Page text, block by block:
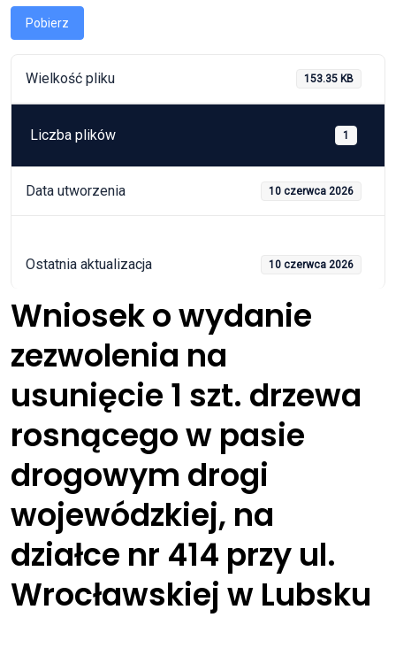
Pobierz
Wielkość pliku 153.35 KB
Liczba plików 1
Data utworzenia 10 czerwca 2026
Ostatnia aktualizacja 10 czerwca 2026
Wniosek o wydanie
zezwolenia na
usunięcie 1 szt. drzewa
rosnącego w pasie
drogowym drogi
wojewódzkiej, na
działce nr 414 przy ul.
Wrocławskiej w Lubsku